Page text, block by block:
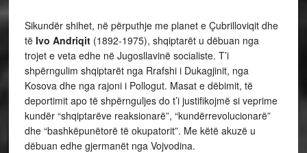
Sikundër shihet, në përputhje me planet e Çubrilloviqit dhe
të Ivo Andriqit (1892-1975), shqiptarët u dëbuan nga
trojet e veta edhe në Jugosllavinë socialiste. T’i
shpërngulim shqiptarët nga Rrafshi i Dukagjinit, nga
Kosova dhe nga rajoni i Pollogut. Masat e dëbimit, të
deportimit apo të shpërnguljes do t’i justifikojmë si veprime
kundër “shqiptarëve reaksionarë”, “kundërrevolucionarë”
dhe “bashkëpunëtorë të okupatorit”. Me këtë akuzë u
dëbuan edhe gjermanët nga Vojvodina.